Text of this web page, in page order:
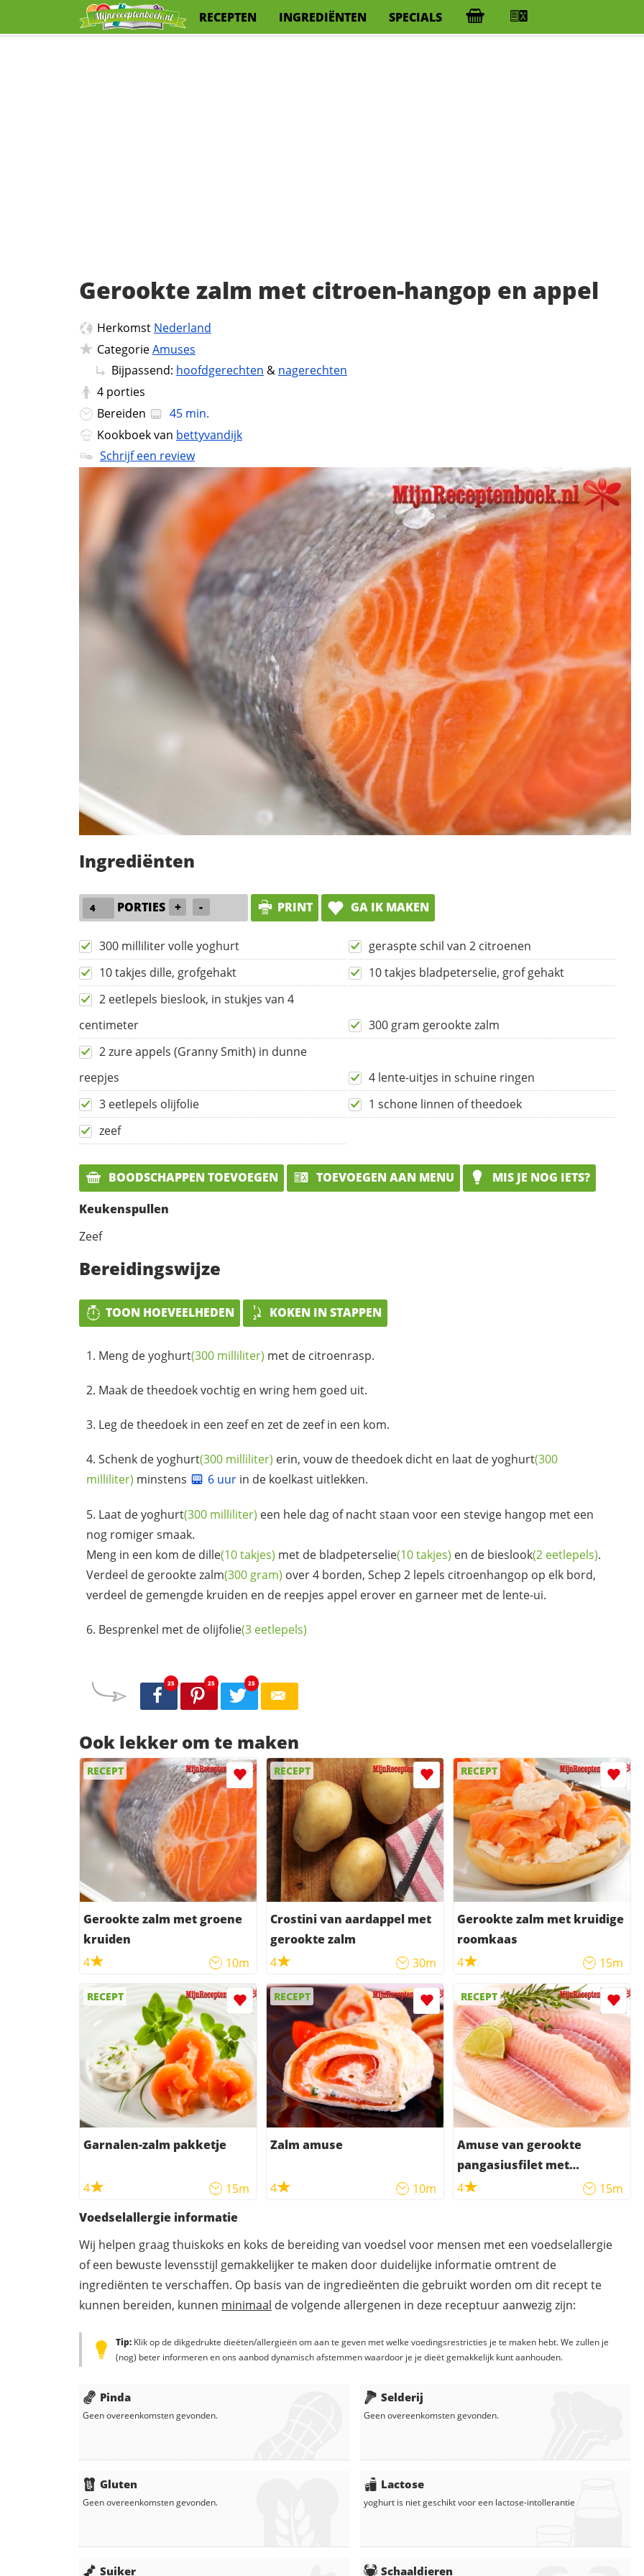
RECEPTEN INGREDIËNTEN SPECIALS
Gerookte zalm met citroen-hangop en appel
Herkomst Nederland
CategorieAmuses
Bijpassend: hoofdgerechten & nagerechten
4 porties
Bereiden
45 min.
Kookboek van bettyvandijk
Schrijf een review
Ingrediënten
PORTIES + - PRINT GA IK MAKEN
300 milliliter volle yoghurt
geraspte schil van 2 citroenen
10 takjes dille, grofgehakt
10 takjes bladpeterselie, grof gehakt
2 eetlepels bieslook, in stukjes van 4
centimeter
300 gram gerookte zalm
2 zure appels (Granny Smith) in dunne
reepjes
4 lente-uitjes in schuine ringen
3 eetlepels olijfolie
1 schone linnen of theedoek
zeef
BOODSCHAPPEN TOEVOEGEN TOEVOEGEN AAN MENU
MIS JE NOG IETS?
Keukenspullen
Zeef
Bereidingswijze
TOON HOEVEELHEDEN KOKEN IN STAPPEN
Meng deyoghurt(300 milliliter) met de citroenrasp.
Maak de theedoek vochtig en wring hem goed uit.
Leg de theedoek in een zeef en zet de zeef in een kom.
Schenk deyoghurt(300 milliliter) erin, vouw de theedoek dicht en laat deyoghurt(300
milliliter) minstens 6 uur in de koelkast uitlekken.
Laat deyoghurt(300 milliliter) een hele dag of nacht staan voor een stevige hangop met een
nog romiger smaak.
Meng in een kom de dille(10 takjes) met de bladpeterselie(10 takjes) en de bieslook(2 eetlepels).
Verdeel de gerooktezalm(300 gram) over 4 borden, Schep 2 lepels citroenhangop op elk bord,
verdeel de gemengde kruiden en de reepjes appel erover en garneer met de lente-ui.
Besprenkel met de olijfolie(3 eetlepels)
25 25 25
Ook lekker om te maken
RECEPT
Gerookte zalm met groene
kruiden
4
10m
RECEPT
Crostini van aardappel met
gerookte zalm
4
30m
RECEPT
Gerookte zalm met kruidige
roomkaas
4
15m
RECEPT
Garnalen-zalm pakketje
4 15m
RECEPT
Zalm amuse
4 10m
RECEPT
Amuse van gerookte
pangasiusfilet met
roomkaas
4
15m
Voedselallergie informatie
Wij helpen graag thuiskoks en koks de bereiding van voedsel voor mensen met een voedselallergie
of een bewuste levensstijl gemakkelijker te maken door duidelijke informatie omtrent de
ingrediënten te verschaffen. Op basis van de ingredieënten die gebruikt worden om dit recept te
kunnen bereiden, kunnen minimaal de volgende allergenen in deze receptuur aanwezig zijn:
Tip: Klik op de dikgedrukte dieëten/allergieën om aan te geven met welke voedingsrestricties je te maken hebt. We zullen je
(nog) beter informeren en ons aanbod dynamisch afstemmen waardoor je je dieët gemakkelijk kunt aanhouden.
Pinda
Geen overeenkomsten gevonden.
Gluten
Geen overeenkomsten gevonden.
Suiker
Selderij
Geen overeenkomsten gevonden.
Lactose
yoghurt is niet geschikt voor een lactose-intollerantie
Schaaldieren